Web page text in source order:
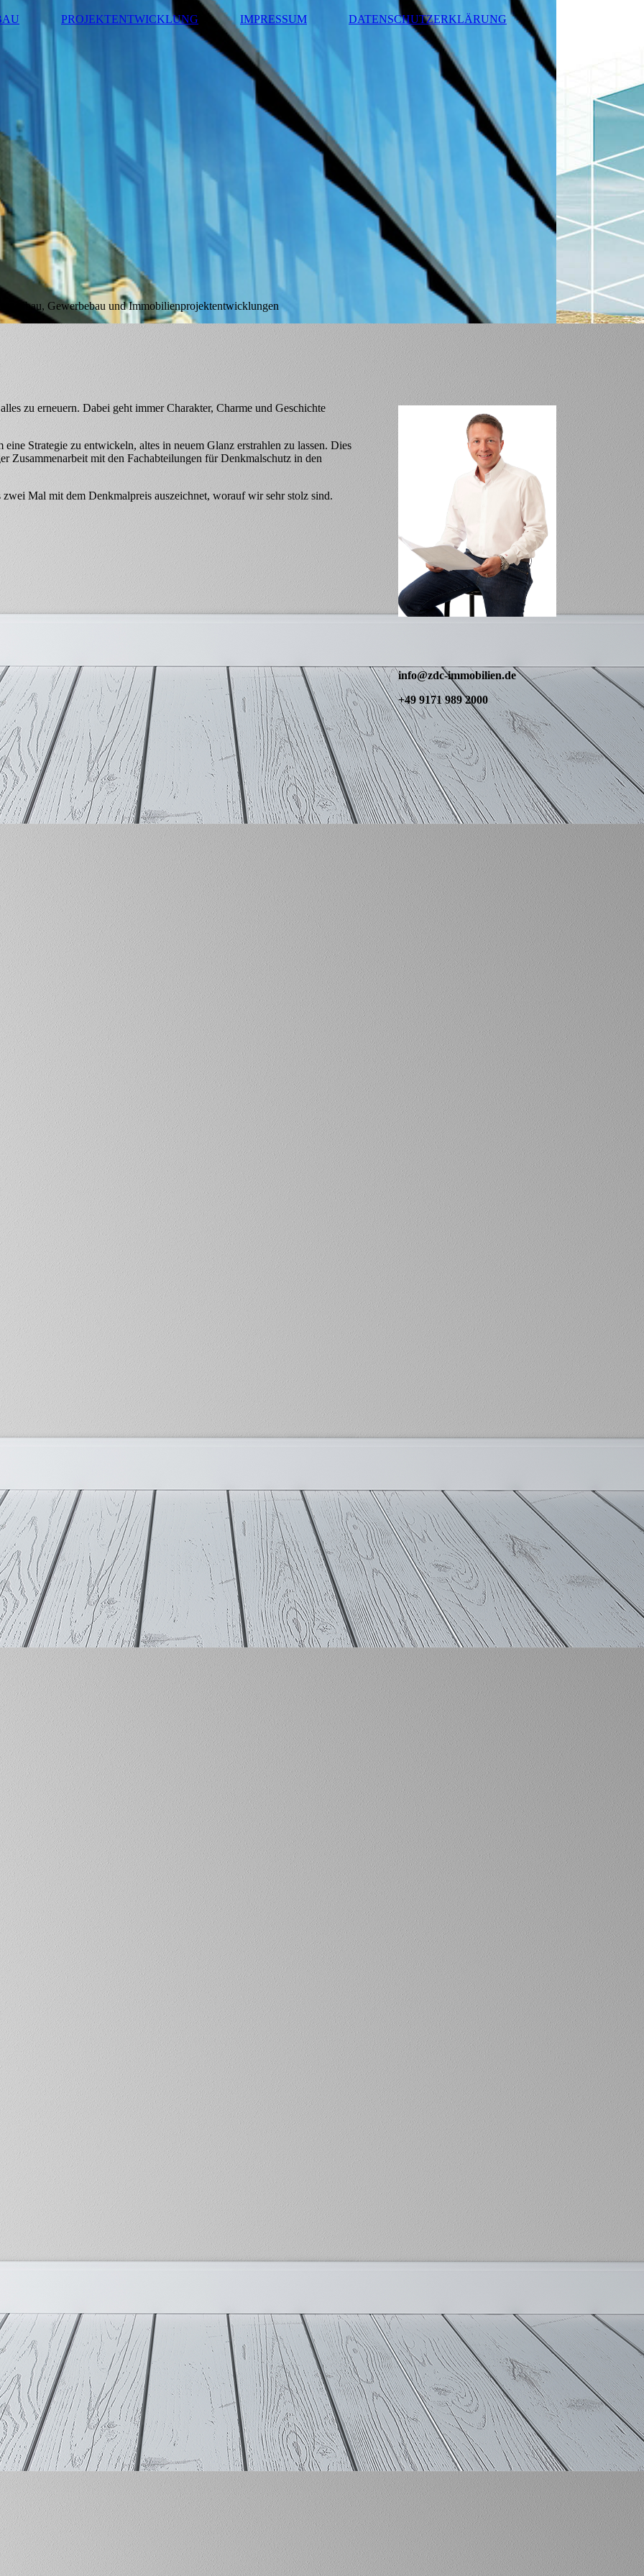
PROJEKTENTWICKLUNG IMPRESSUM DATENSCHUTZERKLÄRUNG
Gewerbebau und Immobilienprojektentwicklungen
zu erneuern. Dabei geht immer Charakter, Charme und Geschichte
Strategie zu entwickeln, altes in neuem Glanz erstrahlen zu lassen. Dies
Zusammenarbeit mit den Fachabteilungen für Denkmalschutz in den
Mal mit dem Denkmalpreis auszeichnet, worauf wir sehr stolz sind.
info@zdc-immobilien.de
+49 9171 989 2000